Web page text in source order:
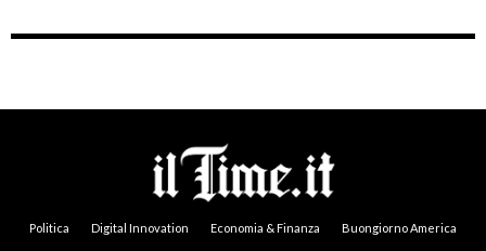
Politica Digital Innovation Economia & Finanza Buongiorno America